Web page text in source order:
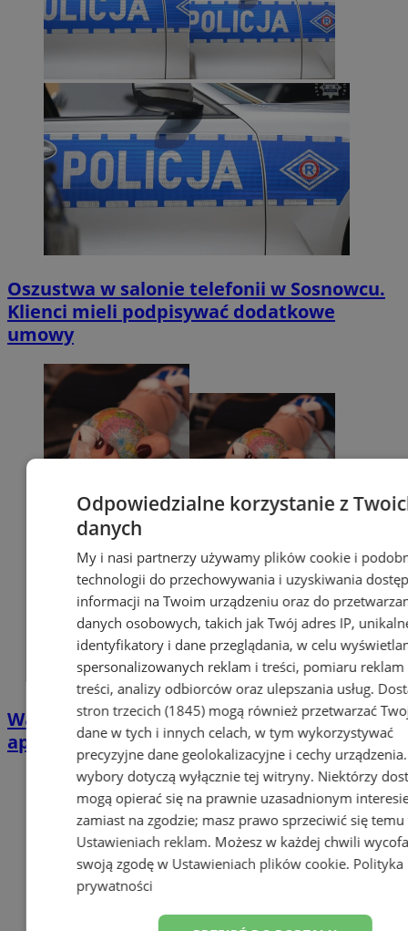
Oszustwa w salonie telefonii w Sosnowcu.
Klienci mieli podpisywać dodatkowe
umowy
Wakacyjne zapasy krwi topnieją. RCKiK
apeluje do dawców
Odpowiedzialne korzystanie z
danych
My i nasi partnerzy używamy plików cookie i
technologii do przechowywania i uzyskiwania
informacji na Twoim urządzeniu oraz do
danych osobowych, takich jak Twój adres IP,
identyfikatory i dane przeglądania, w celu
spersonalizowanych reklam i treści, pomiaru reklam
treści, analizy odbiorców oraz ulepszania usług.
stron trzecich (1845)mogą również przetwarzać
dane w tych i innych celach, w tym wykorzystywać
precyzyjne dane geolokalizacyjne i cechy
wybory dotyczą wyłącznie tej witryny. Niektórzy
mogą opierać się na prawnie uzasadnionym
zamiast na zgodzie; masz prawo sprzeciwić się temu
Ustawieniach reklam. Możesz w każdej chwili
swoją zgodę w Ustawieniach plików cookie. Polityka
prywatności